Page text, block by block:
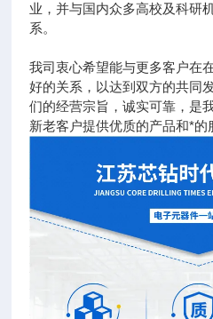
业，并与国内众多高校及科研
系。
我司衷心希望能与更多客户在
好的关系，以达到双方的共同
们的经营宗旨，诚实可靠，是
新老客户提供优质的产品和*的